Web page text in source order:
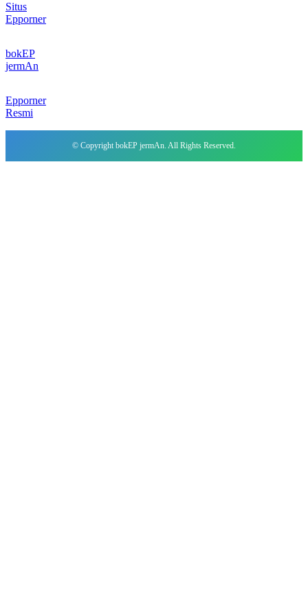
Situs
Epporner
bokEP
jermAn
Epporner
Resmi
© Copyright bokEP jermAn. All Rights Reserved.